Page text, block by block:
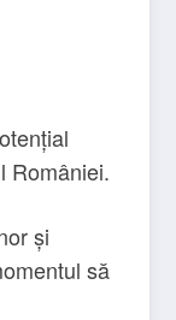
României.
și
să